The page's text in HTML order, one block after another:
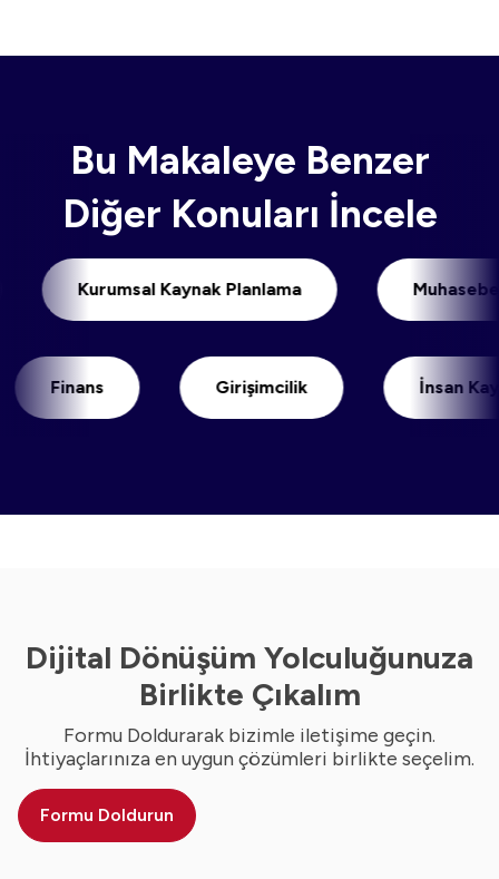
Bu Makaleye Benzer
Diğer Konuları İncele
Kurumsal Kaynak Planlama
Girişimcilik İnsan
Dijital Dönüşüm Yolculuğunuza
Birlikte Çıkalım
Formu Doldurarak bizimle iletişime geçin.
İhtiyaçlarınıza en uygun çözümleri birlikte seçelim.
Formu Doldurun